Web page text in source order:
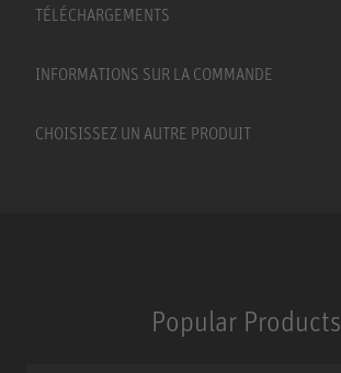
TÉLÉCHARGEMENTS
INFORMATIONS SUR LA COMMANDE
CHOISISSEZ UN AUTRE PRODUIT
Popular Products